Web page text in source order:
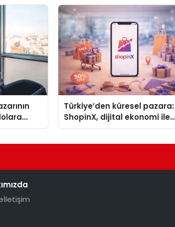
Türkiye’den küresel pazara:
ShopinX, dijital ekonomi ile
gerçek dünya alışverişini bir
İletişim